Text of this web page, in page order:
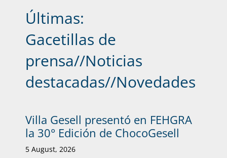
Últimas:
Gacetillas de
prensa//Noticias
destacadas//Novedades
Villa Gesell presentó en FEHGRA
la 30° Edición de ChocoGesell
5 August, 2026